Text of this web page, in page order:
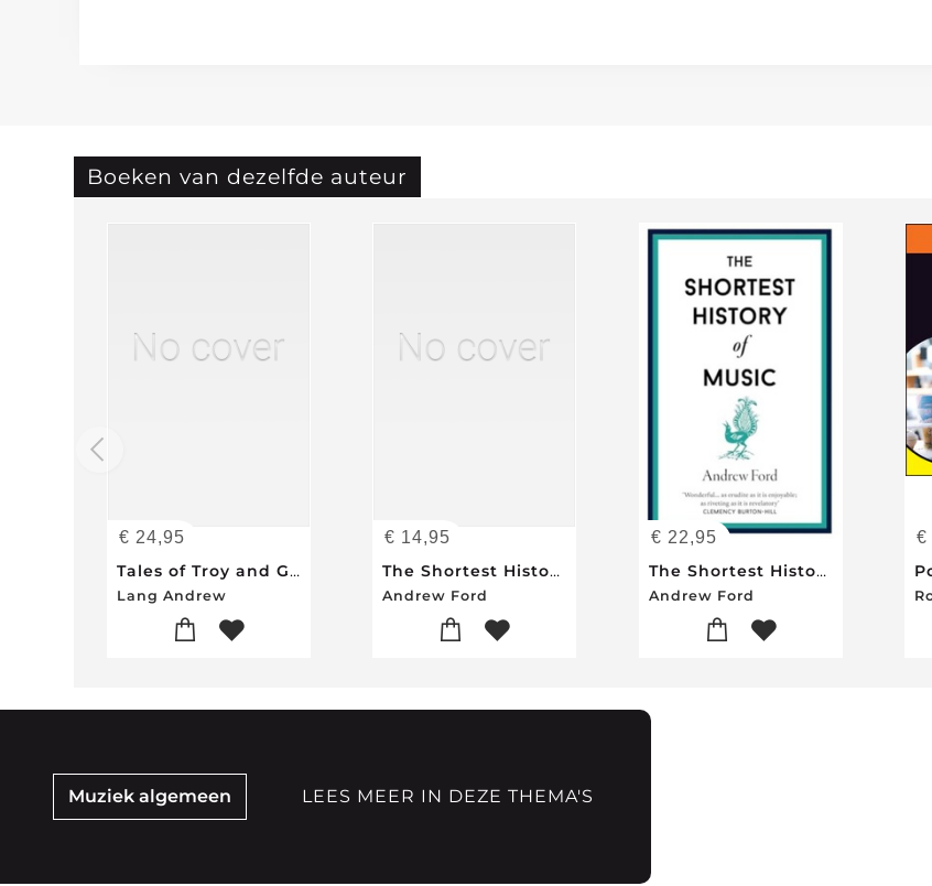
Boeken van dezelfde auteur
€ 24,95
Tales of Troy and Greece (Yesterday's Classics)
Lang Andrew
€ 14,95
The Shortest History of Music
Andrew Ford
€ 22,95
The Shortest History of Music
Andrew Ford
€
Muziek algemeen LEES MEER IN DEZE THEMA'S